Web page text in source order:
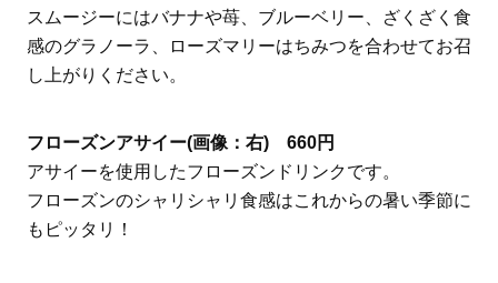
スムージーにはバナナや苺、ブルーベリー、ざくざく食
感のグラノーラ、ローズマリーはちみつを合わせてお召
し上がりください。
フローズンアサイー(画像：右) 660円
アサイーを使用したフローズンドリンクです。
フローズンのシャリシャリ食感はこれからの暑い季節に
もピッタリ！